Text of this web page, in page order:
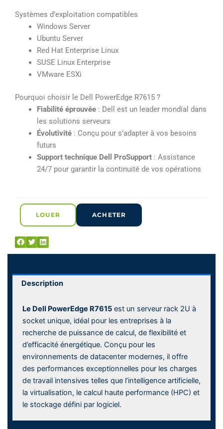
Systèmes d’exploitation compatibles
Windows Server
Ubuntu Server
Red Hat Enterprise Linux
SUSE Linux Enterprise
VMware ESXi
Pourquoi choisir le Dell PowerEdge R7615 ?
Fiabilité éprouvée: Dell est un leader mondial dans
les solutions serveurs
Évolutivité: Conçu pour s’adapter à vos besoins
futurs
Support technique Dell ProSupport: Assistance
24/7 pour garantir la continuité de vos opérations
LOUER ACHETER
Description
Le Dell PowerEdge R7615 est un serveur rack 2U à
socket unique, idéal pour les entreprises à la
recherche de puissance de calcul, de flexibilité et
d’efficacité énergétique. Conçu pour les
environnements de datacenter modernes, il offre
des performances exceptionnelles pour les charges
de travail intensives telles que l’intelligence artificielle,
la virtualisation, le calcul haute performance (HPC) et
le stockage défini par logiciel.